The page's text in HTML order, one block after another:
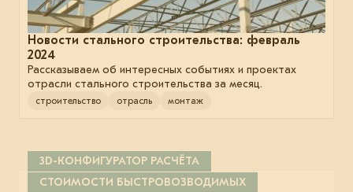
Новости стального строительства: февраль
2024
Рассказываем об интересных событиях и проектах
отрасли стального строительства за месяц.
строительство отрасль монтаж
3D-КОНФИГУРАТОР РАСЧЁТА
СТОИМОСТИ БЫСТРОВОЗВОДИМЫХ